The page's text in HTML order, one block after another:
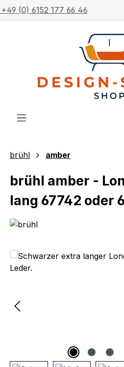
Zum Hauptinhalt springen
Kostenloser
brühl amber
brühl amber -
lang 67742 oder
Bildergalerie überspringen